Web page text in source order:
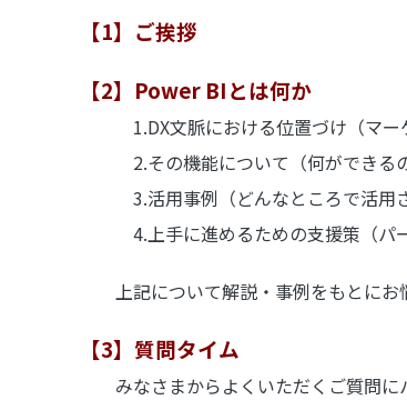
【1】ご挨拶
【2】Power BIとは何か
1.DX文脈における位置づけ（マーケ
2.その機能について（何ができるの
3.活用事例（どんなところで活用さ
4.上手に進めるための支援策（パー
上記について解説・事例をもとにお
【3】質問タイム
みなさまからよくいただくご質問に